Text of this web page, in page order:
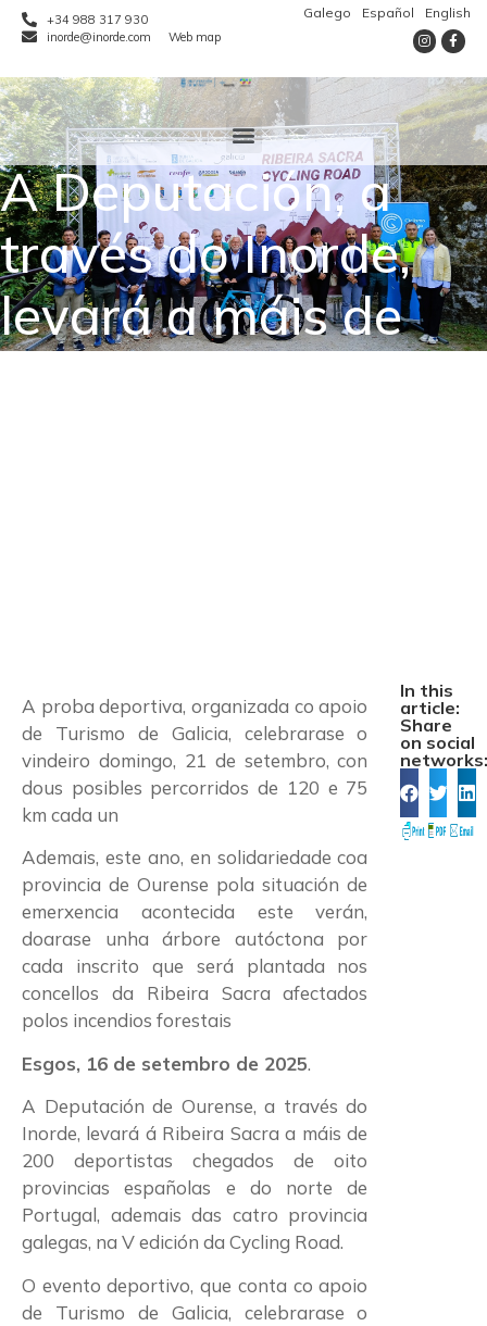
+34 988 317 930
inorde@inorde.com
Web map
Galego Español English
A Deputación, a
través do Inorde,
levará a máis de
A proba deportiva, organizada co apoio
de Turismo de Galicia, celebrarase o
vindeiro domingo, 21 de setembro, con
dous posibles percorridos de 120 e 75
km cada un
Ademais, este ano, en solidariedade coa
provincia de Ourense pola situación de
emerxencia acontecida este verán,
doarase unha árbore autóctona por
cada inscrito que será plantada nos
concellos da Ribeira Sacra afectados
polos incendios forestais
Esgos, 16 de setembro de 2025.
A Deputación de Ourense, a través do
Inorde, levará á Ribeira Sacra a máis de
200 deportistas chegados de oito
provincias españolas e do norte de
Portugal, ademais das catro provincia
galegas, na V edición da Cycling Road.
O evento deportivo, que conta co apoio
de Turismo de Galicia, celebrarase o
In this
article:
Share
on social